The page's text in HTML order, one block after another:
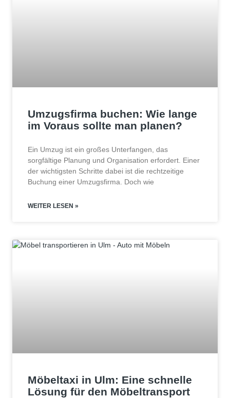
Umzugsfirma buchen: Wie lange
im Voraus sollte man planen?
Ein Umzug ist ein großes Unterfangen, das
sorgfältige Planung und Organisation erfordert. Einer
der wichtigsten Schritte dabei ist die rechtzeitige
Buchung einer Umzugsfirma. Doch wie
WEITER LESEN »
Möbeltaxi in Ulm: Eine schnelle
Lösung für den Möbeltransport